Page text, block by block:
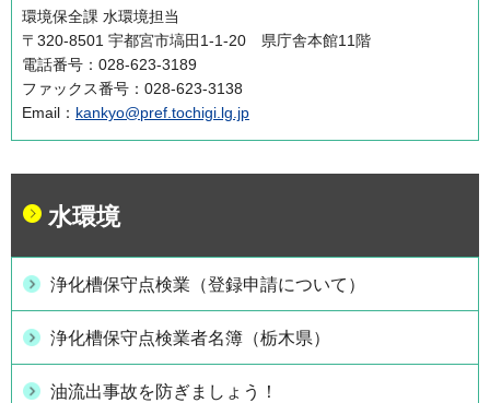
環境保全課 水環境担当
〒320-8501 宇都宮市塙田1-1-20 県庁舎本館11階
電話番号：028-623-3189
ファックス番号：028-623-3138
Email： kankyo@pref.tochigi.lg.jp
水環境
浄化槽保守点検業（登録申請について）
浄化槽保守点検業者名簿（栃木県）
油流出事故を防ぎましょう！